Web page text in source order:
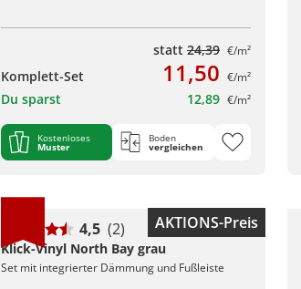
statt 24,39 €/m²
Komplett-Set 11,50 €/m²
Du sparst 12,89 €/m²
Kostenloses
Muster
Boden
vergleichen
AKTIONS-Preis
4,5 (2)
Klick-Vinyl North Bay grau
Set mit integrierter Dämmung und Fußleiste